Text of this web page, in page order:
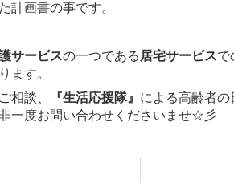
計画書の事です。
サービスの一つである 居宅サービスで
ます。
相談、 『生活応援隊』 による高齢者
一度お問い合わせくださいませ☆彡